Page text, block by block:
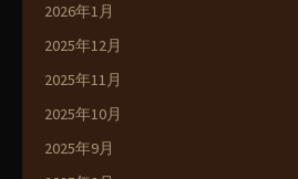
2026年1月
2025年12月
2025年11月
2025年10月
2025年9月